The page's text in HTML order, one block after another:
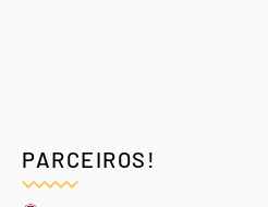
PARCEIROS!